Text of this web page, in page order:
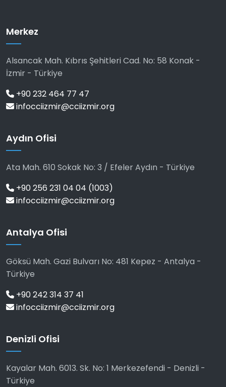
Merkez
Alsancak Mah. Kıbrıs Şehitleri Cad. No: 58 Konak -
İzmir - Türkiye
+90 232 464 77 47
infocciizmir@cciizmir.org
Aydın Ofisi
Ata Mah. 610 Sokak No: 3 / Efeler Aydın - Türkiye
+90 256 231 04 04 (1003)
infocciizmir@cciizmir.org
Antalya Ofisi
Göksü Mah. Gazi Bulvarı No: 481 Kepez - Antalya -
Türkiye
+90 242 314 37 41
infocciizmir@cciizmir.org
Denizli Ofisi
Kayalar Mah. 6013. Sk. No: 1 Merkezefendi - Denizli -
Türkiye